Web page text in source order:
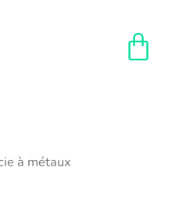
à métaux